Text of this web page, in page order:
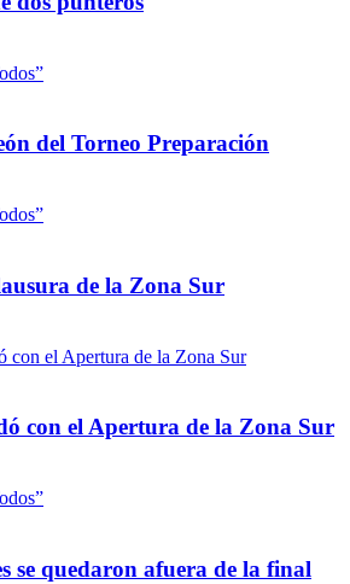
del Torneo Preparación
de la Zona Sur
con el Apertura de la Zona Sur
se quedaron afuera de la final